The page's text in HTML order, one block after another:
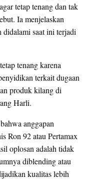
tetap tenang dan tak
Ia menjelaskan
didalami saat ini terjadi
tenang karena
terkait dugaan
produk kilang di
Harli.
anggapan
Ron 92 atau Pertamax
oplosan adalah tidak
diblending atau
kualitas lebih